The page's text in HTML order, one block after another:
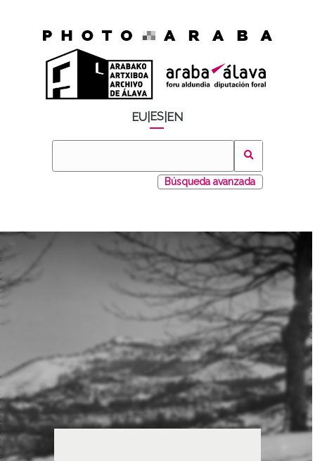
EU ES EN
Búsqueda avanzada